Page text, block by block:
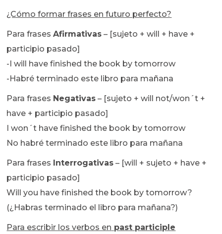
¿Cómo formar frases en futuro perfecto?
Para frasesAfirmativas – [sujeto + will + have +
participio pasado]
-I will have finished the book by tomorrow
-Habré terminado este libro para mañana
Para frases Negativas – [sujeto + will not/won´t +
have + participio pasado]
I won´t have finished the book by tomorrow
No habré terminado este libro para mañana
Para frases Interrogativas – [will + sujeto + have +
participio pasado]
Will you have finished the book by tomorrow?
(¿Habras terminado el libro para mañana?)
Para escribir los verbos en past participle